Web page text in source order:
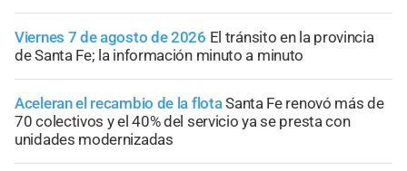
Viernes 7 de agosto de 2026 El tránsito en la provincia
de Santa Fe; la información minuto a minuto
Aceleran el recambio de la flotaSanta Fe renovó más de
70 colectivos y el 40% del servicio ya se presta con
unidades modernizadas